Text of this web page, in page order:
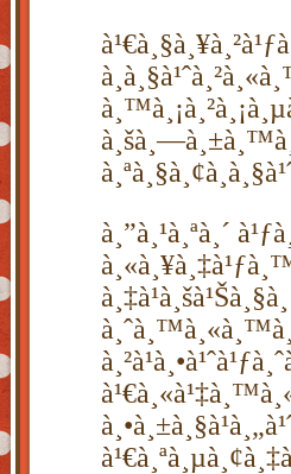
à¸”à¸¹à¸ªà¸´